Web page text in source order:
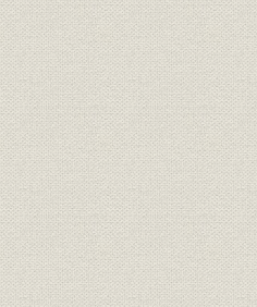
第6節 油圧機器事業部門の
第4章 環境システム事業
第1節 オゾナイザの技術
年~1980年〕
第2節 オゾナイザ市場の発
― 〔1981年~1990年〕
第3節 大型オゾナイザ開
装置へと進む― 〔1991年~2000年
第4節 既存分野での事業拡